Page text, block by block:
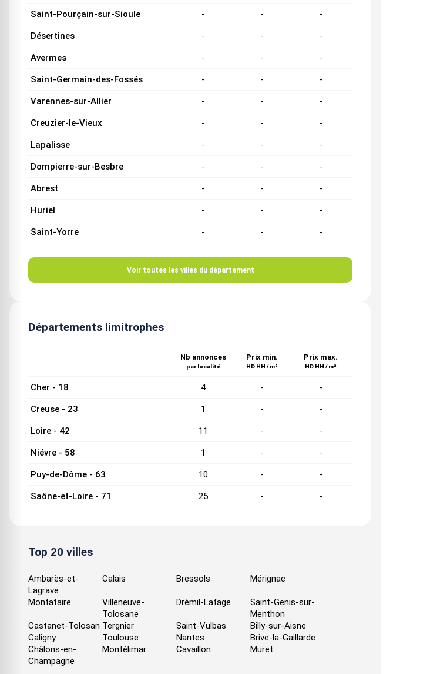
Saint-Pourçain-sur-Sioule - - -
Désertines - - -
Avermes - - -
Saint-Germain-des-Fossés - - -
Varennes-sur-Allier - - -
Creuzier-le-Vieux - - -
Lapalisse - - -
Dompierre-sur-Besbre - - -
Abrest - - -
Huriel - - -
Saint-Yorre - - -
Voir toutes les villes du département
Départements limitrophes
Nb annonces
par localité
Prix min.
HD HH / m²
Prix max.
HD HH / m²
Cher - 18 4 - -
Creuse - 23 1 - -
Loire - 42 11 - -
Niévre - 58 1 - -
Puy-de-Dôme - 63 10 - -
Saône-et-Loire - 71 25 - -
Top 20 villes
Ambarès-et-
Lagrave
Calais Bressols Mérignac
Montataire
Villeneuve-
Tolosane
Drémil-Lafage
Saint-Genis-sur-
Menthon
Castanet-Tolosan Tergnier Saint-Vulbas
Billy-sur-Aisne
Caligny
Toulouse Nantes
Brive-la-Gaillarde
Châlons-en-
Champagne
Montélimar Cavaillon Muret